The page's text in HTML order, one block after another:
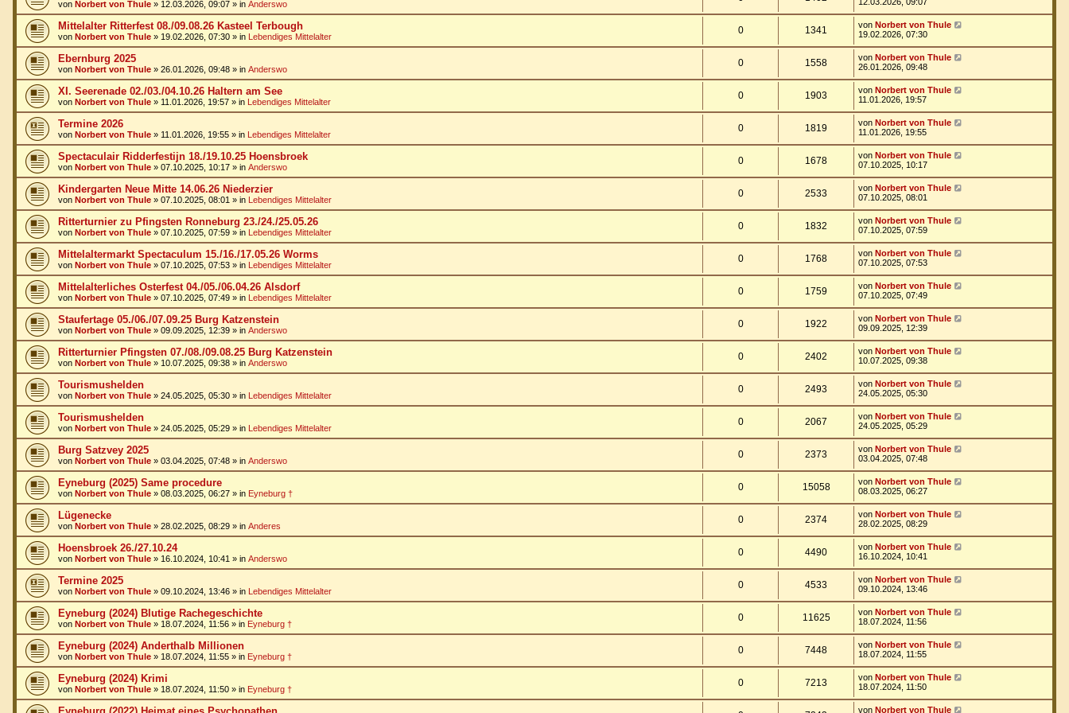
von Norbert von Thule » 12.03.2026, 09:07 » in Anderswo
Mittelalter Ritterfest 08./09.08.26 Kasteel Terbough
von Norbert von Thule » 19.02.2026, 07:30 » in Lebendiges Mittelalter
0 1341 von Norbert von Thule
19.02.2026, 07:30
Ebernburg 2025
von Norbert von Thule » 26.01.2026, 09:48 » in Anderswo
0 1558 von Norbert von Thule
26.01.2026, 09:48
XI. Seerenade 02./03./04.10.26 Haltern am See
von Norbert von Thule » 11.01.2026, 19:57 » in Lebendiges Mittelalter
0 1903 von Norbert von Thule
11.01.2026, 19:57
Termine 2026
von Norbert von Thule » 11.01.2026, 19:55 » in Lebendiges Mittelalter
0 1819 von Norbert von Thule
11.01.2026, 19:55
Spectaculair Ridderfestijn 18./19.10.25 Hoensbroek
von Norbert von Thule » 07.10.2025, 10:17 » in Anderswo
0 1678 von Norbert von Thule
07.10.2025, 10:17
Kindergarten Neue Mitte 14.06.26 Niederzier
von Norbert von Thule » 07.10.2025, 08:01 » in Lebendiges Mittelalter
0 2533 von Norbert von Thule
07.10.2025, 08:01
Ritterturnier zu Pfingsten Ronneburg 23./24./25.05.26
von Norbert von Thule » 07.10.2025, 07:59 » in Lebendiges Mittelalter
0 1832 von Norbert von Thule
07.10.2025, 07:59
Mittelaltermarkt Spectaculum 15./16./17.05.26 Worms
von Norbert von Thule » 07.10.2025, 07:53 » in Lebendiges Mittelalter
0 1768 von Norbert von Thule
07.10.2025, 07:53
Mittelalterliches Osterfest 04./05./06.04.26 Alsdorf
von Norbert von Thule » 07.10.2025, 07:49 » in Lebendiges Mittelalter
0 1759 von Norbert von Thule
07.10.2025, 07:49
Staufertage 05./06./07.09.25 Burg Katzenstein
von Norbert von Thule » 09.09.2025, 12:39 » in Anderswo
0 1922 von Norbert von Thule
09.09.2025, 12:39
Ritterturnier Pfingsten 07./08./09.08.25 Burg Katzenstein
von Norbert von Thule » 10.07.2025, 09:38 » in Anderswo
0 2402 von Norbert von Thule
10.07.2025, 09:38
Tourismushelden
von Norbert von Thule » 24.05.2025, 05:30 » in Lebendiges Mittelalter
0 2493 von Norbert von Thule
24.05.2025, 05:30
Tourismushelden
von Norbert von Thule » 24.05.2025, 05:29 » in Lebendiges Mittelalter
0 2067 von Norbert von Thule
24.05.2025, 05:29
Burg Satzvey 2025
von Norbert von Thule » 03.04.2025, 07:48 » in Anderswo
0 2373 von Norbert von Thule
03.04.2025, 07:48
Eyneburg (2025) Same procedure
von Norbert von Thule » 08.03.2025, 06:27 » in Eyneburg †
0 15058 von Norbert von Thule
08.03.2025, 06:27
Lügenecke
von Norbert von Thule » 28.02.2025, 08:29 » in Anderes
0 2374 von Norbert von Thule
28.02.2025, 08:29
Hoensbroek 26./27.10.24
von Norbert von Thule » 16.10.2024, 10:41 » in Anderswo
0 4490 von Norbert von Thule
16.10.2024, 10:41
Termine 2025
von Norbert von Thule » 09.10.2024, 13:46 » in Lebendiges Mittelalter
0 4533 von Norbert von Thule
09.10.2024, 13:46
Eyneburg (2024) Blutige Rachegeschichte
von Norbert von Thule » 18.07.2024, 11:56 » in Eyneburg †
0 11625 von Norbert von Thule
18.07.2024, 11:56
Eyneburg (2024) Anderthalb Millionen
von Norbert von Thule » 18.07.2024, 11:55 » in Eyneburg †
0 7448 von Norbert von Thule
18.07.2024, 11:55
Eyneburg (2024) Krimi
von Norbert von Thule » 18.07.2024, 11:50 » in Eyneburg †
0 7213 von Norbert von Thule
18.07.2024, 11:50
von Norbert von Thule